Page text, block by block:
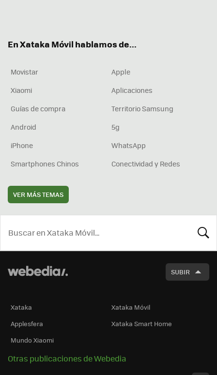
En Xataka Móvil hablamos de...
Movistar
Apple
Xiaomi
Aplicaciones
Guías de compra
Territorio Samsung
Android
5g
iPhone
WhatsApp
Smartphones Chinos
Conectividad y Redes
VER MÁS TEMAS
SUBIR
Xataka
Xataka Móvil
Applesfera
Xataka Smart Home
Mundo Xiaomi
Otras publicaciones de Webedia